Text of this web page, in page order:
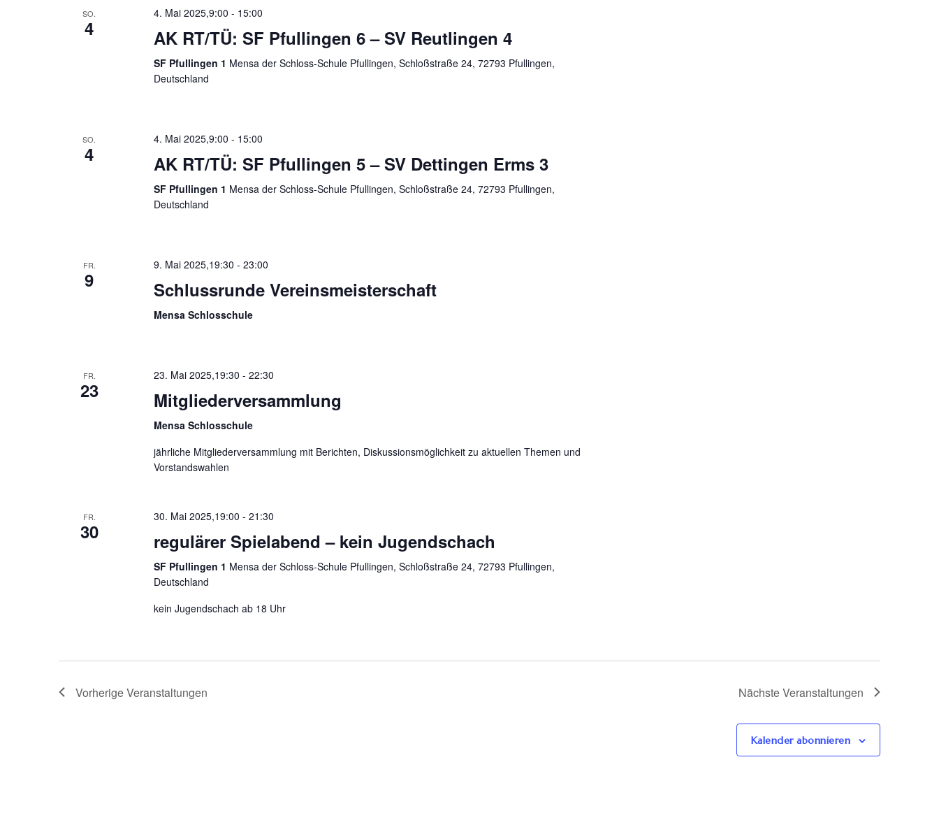
SO.
4
4. Mai 2025,9:00 - 15:00
AK RT/TÜ: SF Pfullingen 6 – SV Reutlingen 4
SF Pfullingen 1 Mensa der Schloss-Schule Pfullingen, Schloßstraße 24, 72793 Pfullingen,
Deutschland
SO.
4
4. Mai 2025,9:00 - 15:00
AK RT/TÜ: SF Pfullingen 5 – SV Dettingen Erms 3
SF Pfullingen 1 Mensa der Schloss-Schule Pfullingen, Schloßstraße 24, 72793 Pfullingen,
Deutschland
FR.
9
9. Mai 2025,19:30 - 23:00
Schlussrunde Vereinsmeisterschaft
Mensa Schlosschule
FR.
23
23. Mai 2025,19:30 - 22:30
Mitgliederversammlung
Mensa Schlosschule
jährliche Mitgliederversammlung mit Berichten, Diskussionsmöglichkeit zu aktuellen Themen und
Vorstandswahlen
FR.
30
30. Mai 2025,19:00 - 21:30
regulärer Spielabend – kein Jugendschach
SF Pfullingen 1 Mensa der Schloss-Schule Pfullingen, Schloßstraße 24, 72793 Pfullingen,
Deutschland
kein Jugendschach ab 18 Uhr
VorherigeVeranstaltungen NächsteVeranstaltungen
Kalender abonnieren